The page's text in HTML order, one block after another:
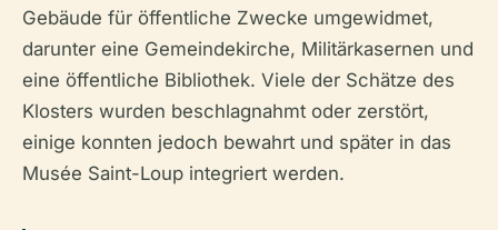
Gebäude für öffentliche Zwecke umgewidmet,
darunter eine Gemeindekirche, Militärkasernen und
eine öffentliche Bibliothek. Viele der Schätze des
Klosters wurden beschlagnahmt oder zerstört,
einige konnten jedoch bewahrt und später in das
Musée Saint-Loup integriert werden.